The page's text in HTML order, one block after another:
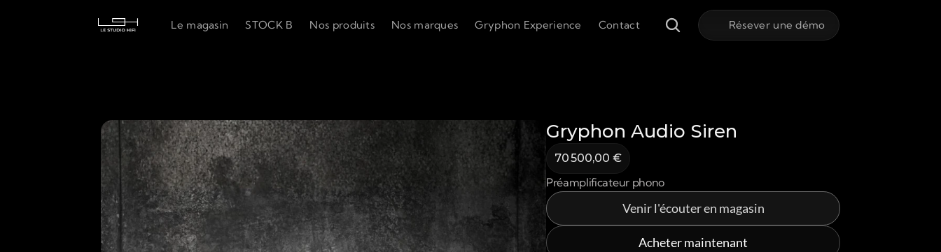
Gryphon Audio Siren
70 500,00 €
Préamplificateur phono
Venir l'écouter en magasin
Acheter maintenant
Le magasin STOCK B Nos produits Nos marques Gryphon Experience Contact Résever une démo